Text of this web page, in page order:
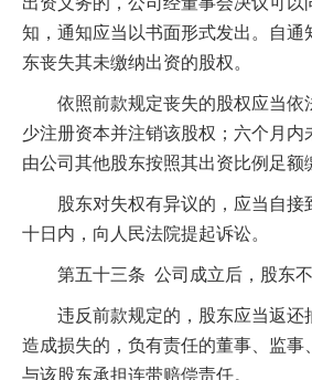
知，通知应当以书面形式发出。自通
东丧失其未缴纳出资的股权。
依照前款规定丧失的股权应当依
少注册资本并注销该股权；六个月内
由公司其他股东按照其出资比例足额
股东对失权有异议的，应当自接
十日内，向人民法院提起诉讼。
第五十三条 公司成立后，股东不
违反前款规定的，股东应当返还
造成损失的，负有责任的董事、监事
与该股东承担连带赔偿责任。